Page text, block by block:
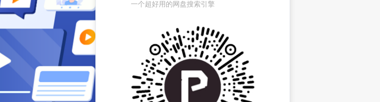
一个超好用的网盘搜索引擎